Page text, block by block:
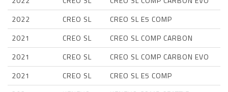
2022
CREO SL
CREO SL E5 COMP
2021
CREO SL
CREO SL COMP CARBON
2021
CREO SL
CREO SL COMP CARBON EVO
2021
CREO SL
CREO SL E5 COMP